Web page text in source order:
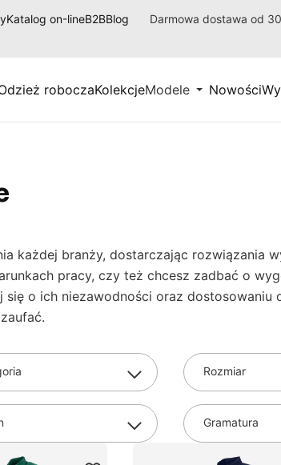
Katalog on-lineB2BBlog Darmowa dostawa od
roboczaKolekcjeModele Nowości
każdej branży, dostarczając rozwiązania
pracy, czy też chcesz zadbać o
o ich niezawodności oraz
Rozmiar
Gramatura